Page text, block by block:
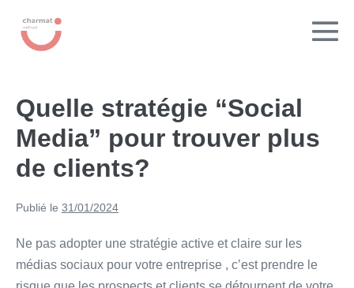
principal
Quelle stratégie “Social
Media” pour trouver plus
de clients?
Publié le 31/01/2024
Ne pas adopter une stratégie active et claire sur les
médias sociaux pour votre entreprise , c’est prendre le